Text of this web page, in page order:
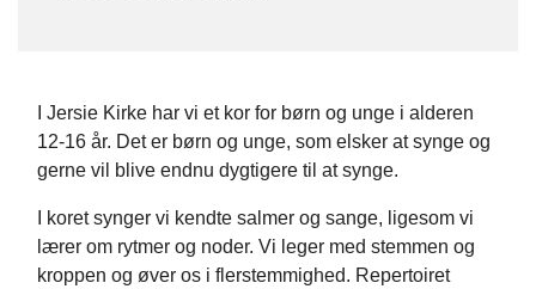
I Jersie Kirke har vi et kor for børn og unge i alderen
12-16 år. Det er børn og unge, som elsker at synge og
gerne vil blive endnu dygtigere til at synge.
I koret synger vi kendte salmer og sange, ligesom vi
lærer om rytmer og noder. Vi leger med stemmen og
kroppen og øver os i flerstemmighed. Repertoiret